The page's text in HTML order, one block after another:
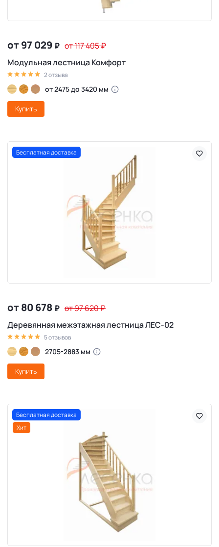
от 97 029 ₽ от 117 405₽
Модульная лестница Комфорт
2 отзыва
от 2475 до 3420 мм
Купить
Бесплатная доставка
от 80 678 ₽ от 97 620₽
Деревянная межэтажная лестница ЛЕС-02
5 отзывов
2705-2883 мм
Купить
Бесплатная доставка
Хит